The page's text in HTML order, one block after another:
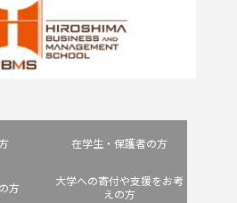
在学生・保護者の方
方
大学への寄付や支援をお考
えの方